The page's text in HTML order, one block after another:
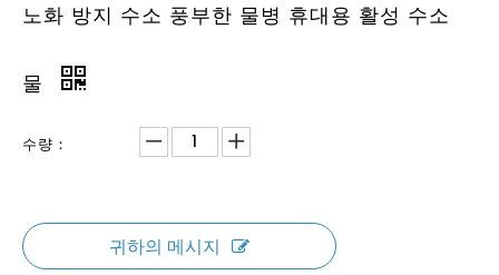
노화 방지 수소 풍부한 물병 휴대용 활성 수소
물
수량：
귀하의 메시지